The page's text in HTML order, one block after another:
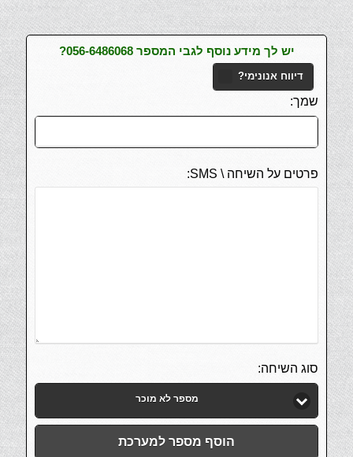
יש לך מידע נוסף לגבי המספר 056-6486068?
דיווח אנונימי?
שמך:
פרטים על השיחה \ SMS:
סוג השיחה:
מספר לא מוכר
הוסף מספר למערכת